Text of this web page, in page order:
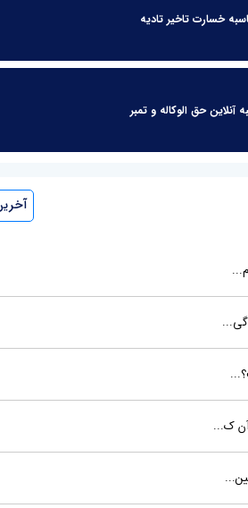
خسارت تاخیر تادیه
آنلاین حق الوکاله و تمبر
ک...